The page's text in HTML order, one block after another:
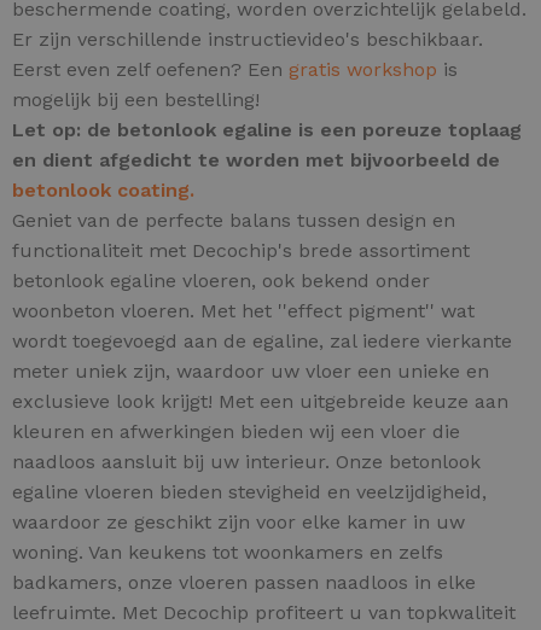
beschermende coating, worden overzichtelijk gelabeld.
Er zijn verschillende instructievideo's beschikbaar.
Eerst even zelf oefenen? Een gratis workshop is
mogelijk bij een bestelling!
Let op: de betonlook egaline is een poreuze toplaag
en dient afgedicht te worden met bijvoorbeeld de
betonlook coating.
Geniet van de perfecte balans tussen design en
functionaliteit met Decochip's brede assortiment
betonlook egaline vloeren, ook bekend onder
woonbeton vloeren. Met het ''effect pigment'' wat
wordt toegevoegd aan de egaline, zal iedere vierkante
meter uniek zijn, waardoor uw vloer een unieke en
exclusieve look krijgt! Met een uitgebreide keuze aan
kleuren en afwerkingen bieden wij een vloer die
naadloos aansluit bij uw interieur. Onze betonlook
egaline vloeren bieden stevigheid en veelzijdigheid,
waardoor ze geschikt zijn voor elke kamer in uw
woning. Van keukens tot woonkamers en zelfs
badkamers, onze vloeren passen naadloos in elke
leefruimte. Met Decochip profiteert u van topkwaliteit